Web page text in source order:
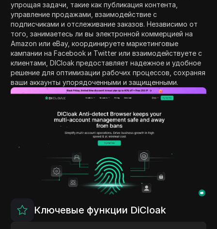
упрощая задачи, такие как публикация контента,
управление продажами, взаимодействие с
подписчиками и отслеживание заказов. Независимо от
того, занимаетесь ли вы электронной коммерцией на
Amazon или eBay, координируете маркетинговые
кампании на Facebook и Twitter или взаимодействуете с
клиентами, DICloak предоставляет надежное и удобное
решение для оптимизации рабочих процессов, сохраняя
ваши аккаунты упорядоченными и защищенными.
Ключевые функции DiCloak